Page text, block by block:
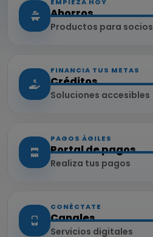
EMPIEZA HOY
Ahorros
Productos para socios
FINANCIA TUS METAS
Créditos
Soluciones accesibles
PAGOS ÁGILES
Portal de pagos
Realiza tus pagos
CONÉCTATE
Canales
Servicios digitales